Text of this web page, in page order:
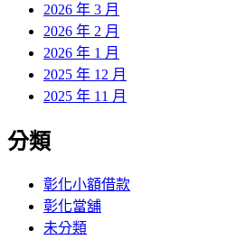
2026 年 3 月
2026 年 2 月
2026 年 1 月
2025 年 12 月
2025 年 11 月
分類
彰化小額借款
彰化當舖
未分類